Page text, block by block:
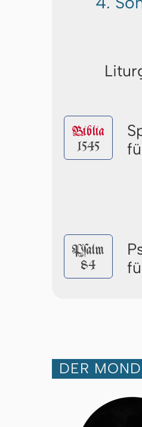
Biblia
1545
Pſalm
84
DER